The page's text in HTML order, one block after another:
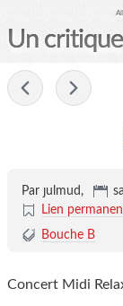
Un
Par ȷulmud,
Lien
Bouche B
Concert Midi